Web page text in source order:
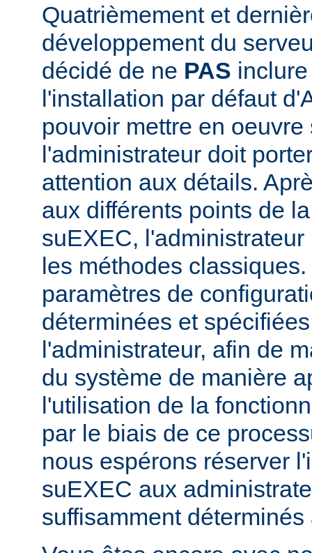
Quatrièmement et
développement du
décidé de ne PAS
l'installation par défaut
pouvoir mettre en oeuvre
l'administrateur doit
attention aux détails.
aux différents points de
suEXEC,
les méthodes
paramètres de
déterminées et
l'administrateur, afin de
du système de manière
l'utilisation de la
par le biais de ce
nous espérons réserver
suEXEC aux
suffisamment